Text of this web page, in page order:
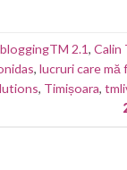
bloggingTM 2.1, Calin
, lucruri care mă
, Timișoara,